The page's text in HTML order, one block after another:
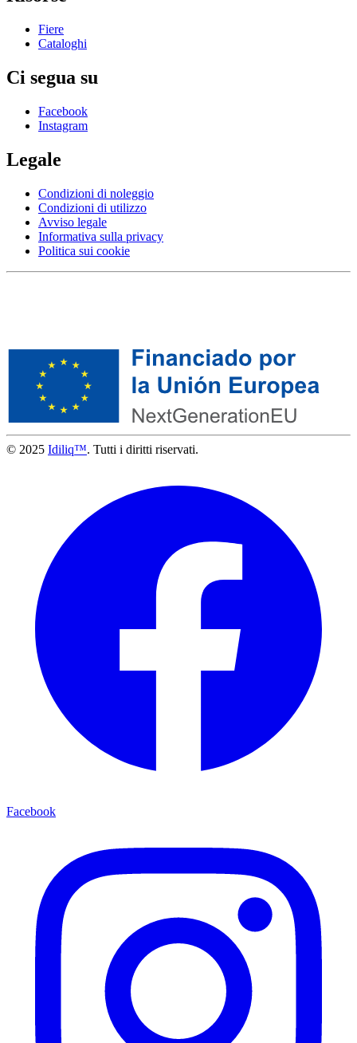
Fiere
Cataloghi
Ci segua su
Facebook
Instagram
Legale
Condizioni di noleggio
Condizioni di utilizzo
Avviso legale
Informativa sulla privacy
Politica sui cookie
© 2025 Idiliq™. Tutti i diritti riservati.
Facebook